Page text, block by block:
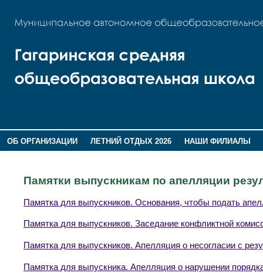
ОБ ОРГАНИЗАЦИИ ЛЕТНИЙ ОТДЫХ 2026
НАШИ ФИЛИАЛЫ
Памятки выпускникам по апелляции
Памятка для выпускников. Основания, чтобы подать
Памятка для выпускников. Заседание конфликтной
Памятка для выпускников. Апелляция о несогласии с
Памятка для выпускника. Апелляция о нарушении